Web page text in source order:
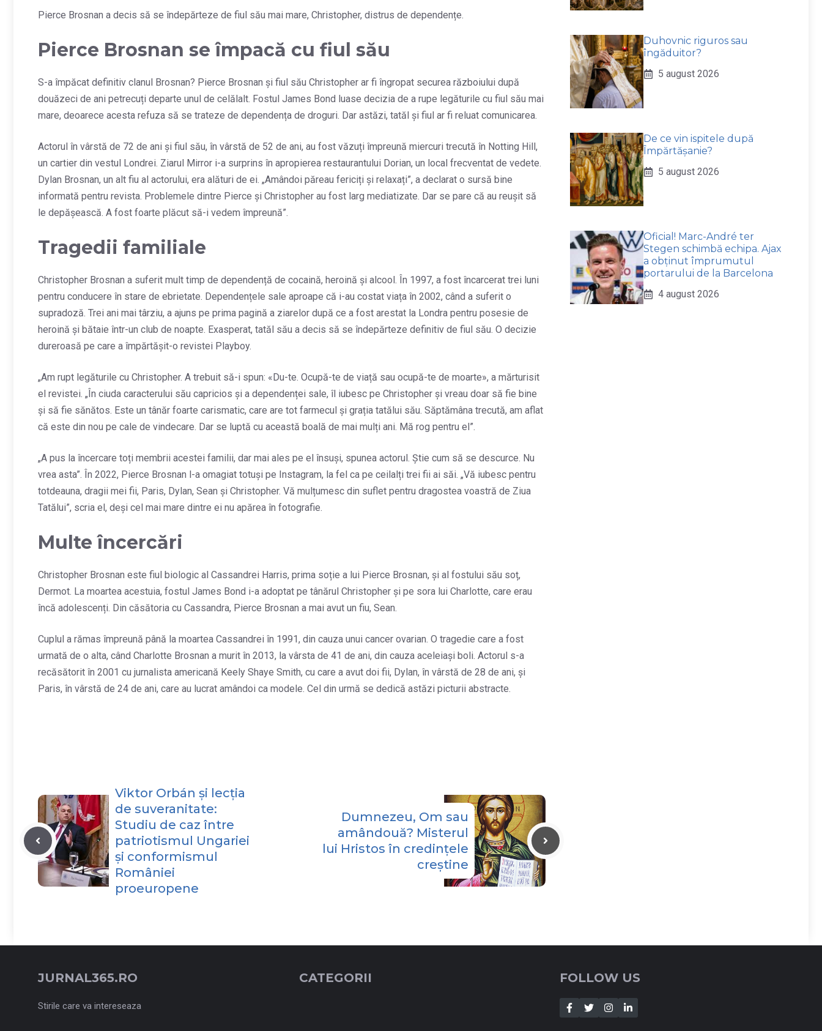
Pierce Brosnan a decis să se îndepărteze de fiul său mai mare, Christopher, distrus de dependențe.
Pierce Brosnan se împacă cu fiul său
S-a împăcat definitiv clanul Brosnan? Pierce Brosnan și fiul său Christopher ar fi îngropat securea războiului după
douăzeci de ani petrecuți departe unul de celălalt. Fostul James Bond luase decizia de a rupe legăturile cu fiul său mai
mare, deoarece acesta refuza să se trateze de dependența de droguri. Dar astăzi, tatăl și fiul ar fi reluat comunicarea.
Actorul în vârstă de 72 de ani și fiul său, în vârstă de 52 de ani, au fost văzuți împreună miercuri trecută în Notting Hill,
un cartier din vestul Londrei. Ziarul Mirror i-a surprins în apropierea restaurantului Dorian, un local frecventat de vedete.
Dylan Brosnan, un alt fiu al actorului, era alături de ei. „Amândoi păreau fericiți și relaxați”, a declarat o sursă bine
informată pentru revista. Problemele dintre Pierce și Christopher au fost larg mediatizate. Dar se pare că au reușit să
le depășească. A fost foarte plăcut să-i vedem împreună”.
Tragedii familiale
Christopher Brosnan a suferit mult timp de dependență de cocaină, heroină și alcool. În 1997, a fost încarcerat trei luni
pentru conducere în stare de ebrietate. Dependențele sale aproape că i-au costat viața în 2002, când a suferit o
supradoză. Trei ani mai târziu, a ajuns pe prima pagină a ziarelor după ce a fost arestat la Londra pentru posesie de
heroină și bătaie într-un club de noapte. Exasperat, tatăl său a decis să se îndepărteze definitiv de fiul său. O decizie
dureroasă pe care a împărtășit-o revistei Playboy.
„Am rupt legăturile cu Christopher. A trebuit să-i spun: «Du-te. Ocupă-te de viață sau ocupă-te de moarte», a mărturisit
el revistei. „În ciuda caracterului său capricios și a dependenței sale, îl iubesc pe Christopher și vreau doar să fie bine
și să fie sănătos. Este un tânăr foarte carismatic, care are tot farmecul și grația tatălui său. Săptămâna trecută, am aflat
că este din nou pe cale de vindecare. Dar se luptă cu această boală de mai mulți ani. Mă rog pentru el”.
„A pus la încercare toți membrii acestei familii, dar mai ales pe el însuși, spunea actorul. Știe cum să se descurce. Nu
vrea asta”. În 2022, Pierce Brosnan l-a omagiat totuși pe Instagram, la fel ca pe ceilalți trei fii ai săi. „Vă iubesc pentru
totdeauna, dragii mei fii, Paris, Dylan, Sean și Christopher. Vă mulțumesc din suflet pentru dragostea voastră de Ziua
Tatălui”, scria el, deși cel mai mare dintre ei nu apărea în fotografie.
Multe încercări
Christopher Brosnan este fiul biologic al Cassandrei Harris, prima soție a lui Pierce Brosnan, și al fostului său soț,
Dermot. La moartea acestuia, fostul James Bond i-a adoptat pe tânărul Christopher și pe sora lui Charlotte, care erau
încă adolescenți. Din căsătoria cu Cassandra, Pierce Brosnan a mai avut un fiu, Sean.
Cuplul a rămas împreună până la moartea Cassandrei în 1991, din cauza unui cancer ovarian. O tragedie care a fost
urmată de o alta, când Charlotte Brosnan a murit în 2013, la vârsta de 41 de ani, din cauza aceleiași boli. Actorul s-a
recăsătorit în 2001 cu jurnalista americană Keely Shaye Smith, cu care a avut doi fii, Dylan, în vârstă de 28 de ani, și
Paris, în vârstă de 24 de ani, care au lucrat amândoi ca modele. Cel din urmă se dedică astăzi picturii abstracte.
Viktor Orbán și lecția
de suveranitate:
Studiu de caz între
patriotismul Ungariei
și conformismul
României
proeuropene
Dumnezeu, Om sau
amândouă? Misterul
lui Hristos în credințele
creștine
Duhovnic riguros sau
îngăduitor?
5 august 2026
De ce vin ispitele după
Împărtășanie?
5 august 2026
Oficial! Marc-André ter
Stegen schimbă echipa. Ajax
a obținut împrumutul
portarului de la Barcelona
4 august 2026
JURNAL365.RO
Stirile care va intereseaza
CATEGORII FOLLOW US